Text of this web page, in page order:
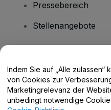
Pressebereich
Stellenangebote
Hilfe-Center /
Indem Sie auf „Alle
von Cookies zur
Marketingrelevanz der Website zu. Ansonsten
unbedingt notwendige